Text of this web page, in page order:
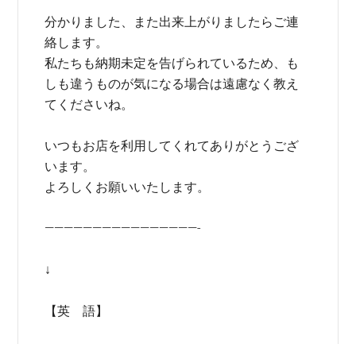
分かりました、また出来上がりましたらご連
絡します。
私たちも納期未定を告げられているため、も
しも違うものが気になる場合は遠慮なく教え
てくださいね。
いつもお店を利用してくれてありがとうござ
います。
よろしくお願いいたします。
————————————————-
↓
【英 語】